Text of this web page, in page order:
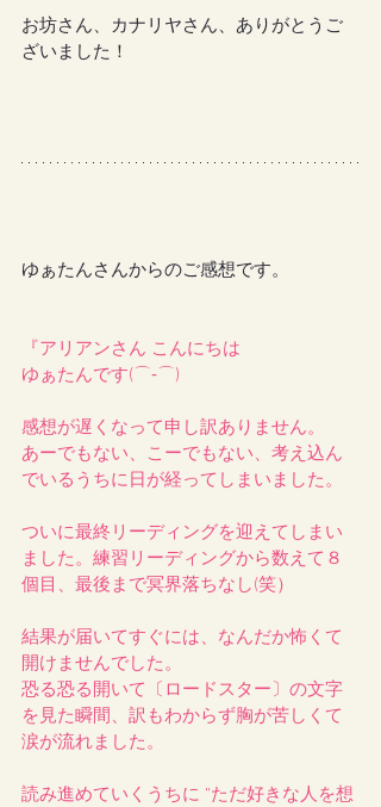
お坊さん、カナリヤさん、ありがとうご
ざいました！
ゆぁたんさんからのご感想です。
『アリアンさん こんにちは
ゆぁたんです(⌒‐⌒)
感想が遅くなって申し訳ありません。
あーでもない、こーでもない、考え込ん
でいるうちに日が経ってしまいました。
ついに最終リーディングを迎えてしまい
ました。練習リーディングから数えて８
個目、最後まで冥界落ちなし(笑）
結果が届いてすぐには、なんだか怖くて
開けませんでした。
恐る恐る開いて〔ロードスター〕の文字
を見た瞬間、訳もわからず胸が苦しくて
涙が流れました。
読み進めていくうちに “ただ好きな人を想